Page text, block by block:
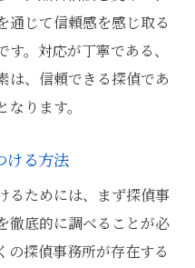
通じて信頼感を感じ取る
。対応が丁寧である、
は、信頼できる探偵であ
ります。
ける方法
るためには、まず探偵事
徹底的に調べることが必
の探偵事務所が存在する